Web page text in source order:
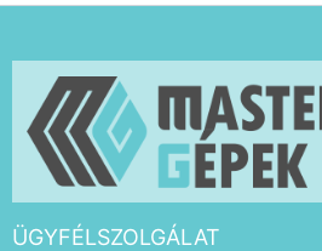
ÜGYFÉLSZOLGÁLAT